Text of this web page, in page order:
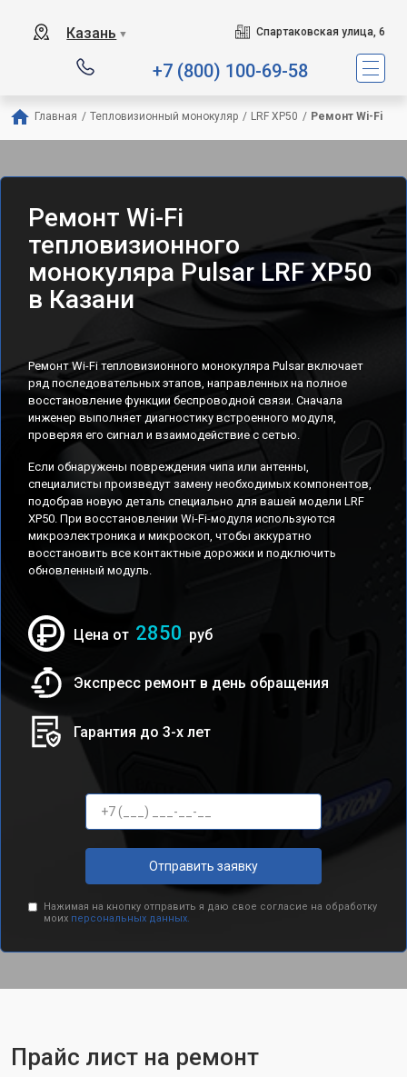
Казань ▼ Спартаковская улица, 6
+7 (800) 100-69-58
Главная / Тепловизионный монокуляр / LRF XP50 / Ремонт Wi-Fi
Ремонт Wi-Fi
тепловизионного
монокуляра Pulsar LRF XP50
в Казани
Ремонт Wi-Fi тепловизионного монокуляра Pulsar включает
ряд последовательных этапов, направленных на полное
восстановление функции беспроводной связи. Сначала
инженер выполняет диагностику встроенного модуля,
проверяя его сигнал и взаимодействие с сетью.
Если обнаружены повреждения чипа или антенны,
специалисты произведут замену необходимых компонентов,
подобрав новую деталь специально для вашей модели LRF
XP50. При восстановлении Wi-Fi-модуля используются
микроэлектроника и микроскоп, чтобы аккуратно
восстановить все контактные дорожки и подключить
обновленный модуль.
Цена от 2850 руб
Экспресс ремонт в день обращения
Гарантия до 3-х лет
Отправить заявку
Нажимая на кнопку отправить я даю свое согласие на обработку
моих персональных данных.
Прайс лист на ремонт